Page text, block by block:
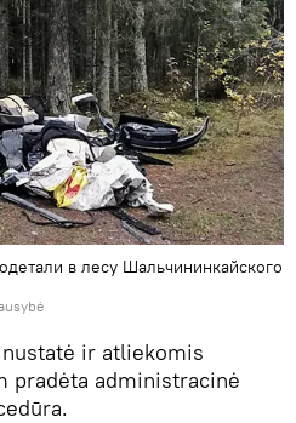
в лесу Шальчининкайского
ir atliekomis
pradėta administracinė